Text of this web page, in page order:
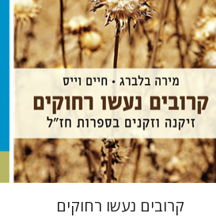
הנחת אתר ספר מודפס
$35
$32
קרובים נעשו רחוקים